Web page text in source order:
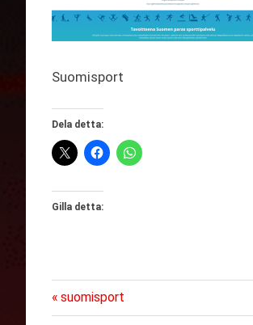
Suomisport
Dela detta:
Gilla detta:
Inläggsnavigering
Föregående
inlägg:
suomisport